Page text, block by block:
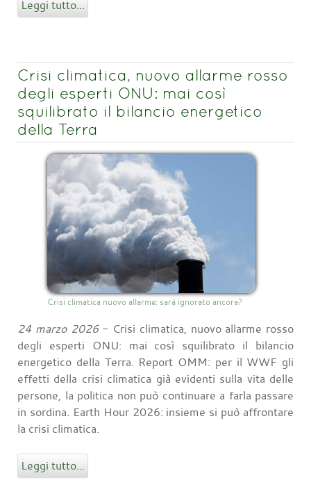
Leggi tutto...
Crisi climatica, nuovo allarme rosso
degli esperti ONU: mai così
squilibrato il bilancio energetico
della Terra
Crisi climatica nuovo allarme: sarà ignorato ancora?
24 marzo 2026- Crisi climatica, nuovo allarme rosso
degli esperti ONU: mai così squilibrato il bilancio
energetico della Terra. Report OMM: per il WWF gli
effetti della crisi climatica già evidenti sulla vita delle
persone, la politica non può continuare a farla passare
in sordina. Earth Hour 2026: insieme si può affrontare
la crisi climatica.
Leggi tutto...